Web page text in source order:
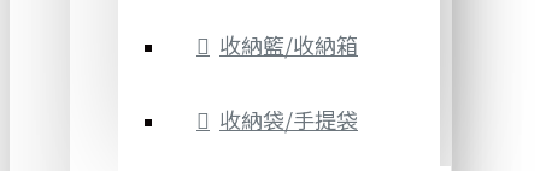
收納籃/收納箱
收納袋/手提袋